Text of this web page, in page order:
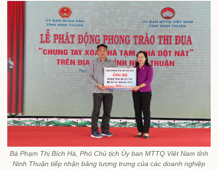
Bà Phạm Thị Bích Hà, Phó Chủ tịch Ủy ban MTTQ Việt Nam tỉnh
Ninh Thuận tiếp nhận bảng tượng trưng của các doanh nghiệp